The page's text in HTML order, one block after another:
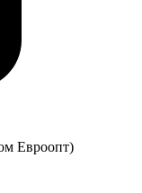
Евроопт)